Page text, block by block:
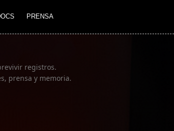
PRENSA
registros.
prensa y memoria.